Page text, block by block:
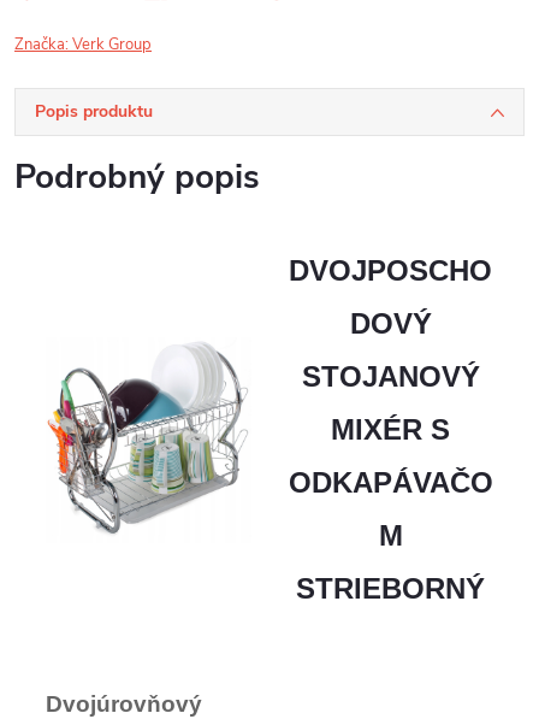
Značka:Verk Group
Popis produktu
Podrobný popis
DVOJPOSCHO
DOVÝ
STOJANOVÝ
MIXÉR S
ODKAPÁVAČO
M
STRIEBORNÝ
Dvojúrovňový